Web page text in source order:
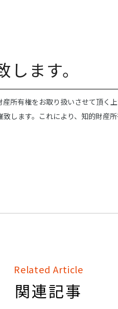
ます。
所有権をお取り扱いさせて頂く
します。これにより、知的財産
Related Article
関連記事